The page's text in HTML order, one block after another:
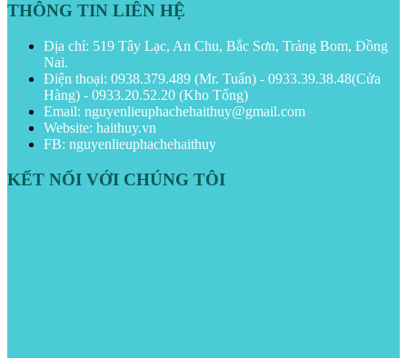
THÔNG TIN LIÊN HỆ
Địa chỉ: 519 Tây Lạc, An Chu, Bắc Sơn, Trảng Bom, Đồng
Nai.
Điện thoại: 0938.379.489 (Mr. Tuấn) - 0933.39.38.48(Cửa
Hàng) - 0933.20.52.20 (Kho Tổng)
Email: nguyenlieuphachehaithuy@gmail.com
Website: haithuy.vn
FB: nguyenlieuphachehaithuy
KẾT NỐI VỚI CHÚNG TÔI